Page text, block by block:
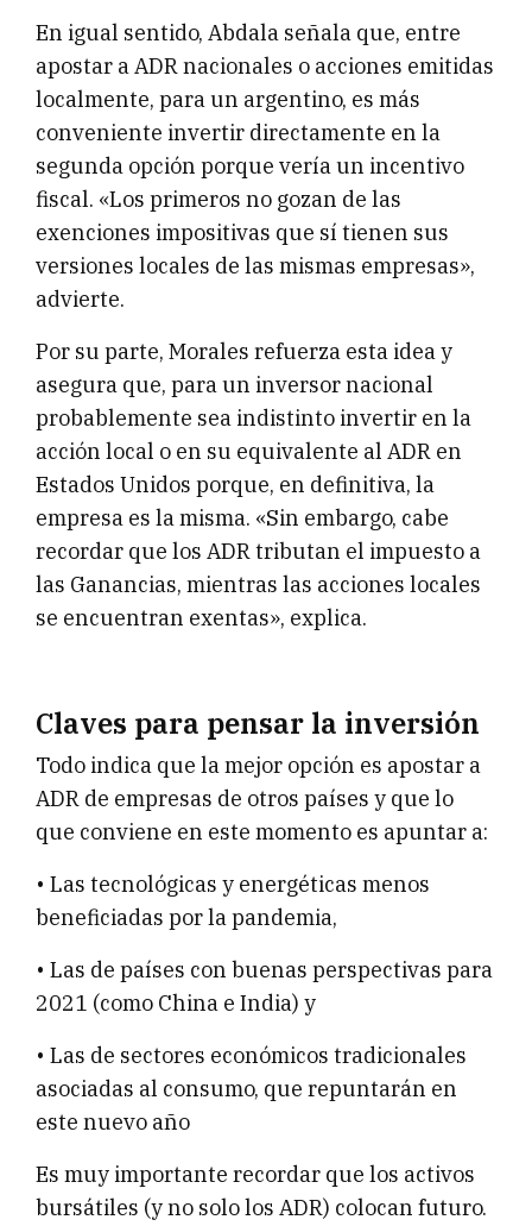
En igual sentido, Abdala señala que, entre
apostar a ADR nacionales o acciones emitidas
localmente, para un argentino, es más
conveniente invertir directamente en la
segunda opción porque vería un incentivo
fiscal. «Los primeros no gozan de las
exenciones impositivas que sí tienen sus
versiones locales de las mismas empresas»,
advierte.
Por su parte, Morales refuerza esta idea y
asegura que, para un inversor nacional
probablemente sea indistinto invertir en la
acción local o en su equivalente al ADR en
Estados Unidos porque, en definitiva, la
empresa es la misma. «Sin embargo, cabe
recordar que los ADR tributan el impuesto a
las Ganancias, mientras las acciones locales
se encuentran exentas», explica.
Claves para pensar la inversión
Todo indica que la mejor opción es apostar a
ADR de empresas de otros países y que lo
que conviene en este momento es apuntar a:
• Las tecnológicas y energéticas menos
beneficiadas por la pandemia,
• Las de países con buenas perspectivas para
2021 (como China e India) y
• Las de sectores económicos tradicionales
asociadas al consumo, que repuntarán en
este nuevo año
Es muy importante recordar que los activos
bursátiles (y no solo los ADR) colocan futuro.